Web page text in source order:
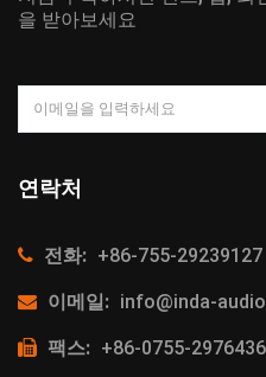
을 받아보세요
연락처
전화: +86-755-
이메일: info@inda-
팩스: +86-0755-